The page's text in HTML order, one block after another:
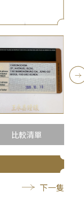
比較清單
下一隻